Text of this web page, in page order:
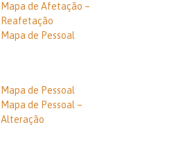
Mapa de Afetação –
Reafetação
Mapa de Pessoal
Mapa de Pessoal
Mapa de Pessoal –
Alteração